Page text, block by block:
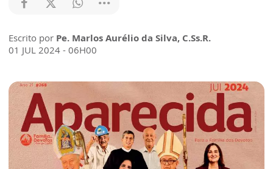
Escrito por Pe. Marlos Aurélio da Silva, C.Ss.R.
01 JUL 2024 - 06H00